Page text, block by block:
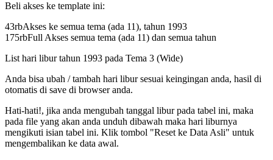
Beli akses ke template ini:
43rbAkses ke semua tema (ada 11), tahun 1993
175rbFull Akses semua tema (ada 11) dan semua tahun
List hari libur tahun 1993 pada Tema 3 (Wide)
Anda bisa ubah / tambah hari libur sesuai keingingan anda, hasil di
otomatis di save di browser anda.
Hati-hati!, jika anda mengubah tanggal libur pada tabel ini, maka
pada file yang akan anda unduh dibawah maka hari liburnya
mengikuti isian tabel ini. Klik tombol "Reset ke Data Asli" untuk
mengembalikan ke data awal.